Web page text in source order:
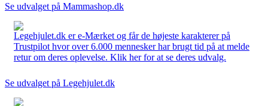
Se udvalget på Mammashop.dk
Legehjulet.dk er e-Mærket og får de højeste karakterer på
Trustpilot hvor over 6.000 mennesker har brugt tid på at melde
retur om deres oplevelse. Klik her for at se deres udvalg.
Se udvalget på Legehjulet.dk